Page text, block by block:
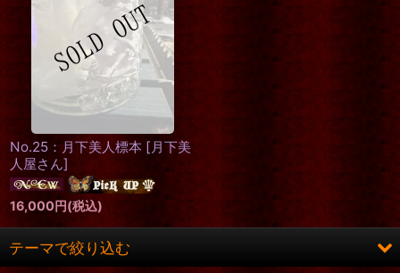
No.25：月下美人標本 [ 月下美
人屋さん]
16,000円(税込)
テーマで絞り込む